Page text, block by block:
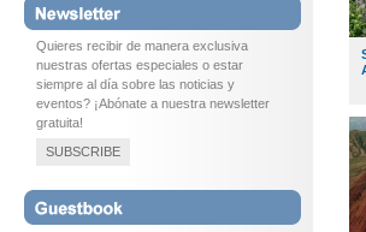
Quieres recibir de manera exclusiva
nuestras ofertas especiales o estar
siempre al día sobre las noticias y
eventos? ¡Abónate a nuestra newsletter
gratuita!
SUBSCRIBE